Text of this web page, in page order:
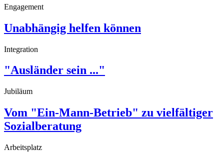
Engagement
Unabhängig helfen können
Integration
"Ausländer sein ..."
Jubiläum
Vom "Ein-Mann-Betrieb" zu vielfältiger
Sozialberatung
Arbeitsplatz